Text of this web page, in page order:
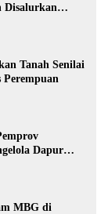
Disalurkan
Tanah Senilai
Dapur
MBG di